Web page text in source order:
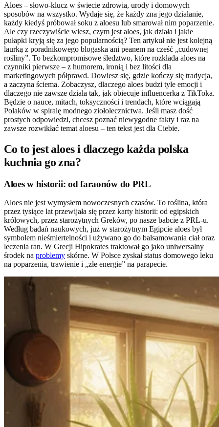
Aloes – słowo-klucz w świecie zdrowia, urody i domowych
sposobów na wszystko. Wydaje się, że każdy zna jego działanie,
każdy kiedyś próbował soku z aloesu lub smarował nim poparzenie.
Ale czy rzeczywiście wiesz, czym jest aloes, jak działa i jakie
pułapki kryją się za jego popularnością? Ten artykuł nie jest kolejną
laurką z poradnikowego blogaska ani peanem na cześć „cudownej
rośliny”. To bezkompromisowe śledztwo, które rozkłada aloes na
czynniki pierwsze – z humorem, ironią i bez litości dla
marketingowych półprawd. Dowiesz się, gdzie kończy się tradycja,
a zaczyna ściema. Zobaczysz, dlaczego aloes budzi tyle emocji i
dlaczego nie zawsze działa tak, jak obiecuje influencerka z TikToka.
Będzie o nauce, mitach, toksyczności i trendach, które wciągają
Polaków w spiralę modnego ziołolecznictwa. Jeśli masz dość
prostych odpowiedzi, chcesz poznać niewygodne fakty i raz na
zawsze rozwikłać temat aloesu – ten tekst jest dla Ciebie.
Co to jest aloes i dlaczego każda polska
kuchnia go zna?
Aloes w historii: od faraonów do PRL
Aloes nie jest wymysłem nowoczesnych czasów. To roślina, która
przez tysiące lat przewijała się przez karty historii: od egipskich
królowych, przez starożytnych Greków, po nasze babcie z PRL-u.
Według badań naukowych, już w starożytnym Egipcie aloes był
symbolem nieśmiertelności i używano go do balsamowania ciał oraz
leczenia ran. W Grecji Hipokrates traktował go jako uniwersalny
środek na problemy skórne. W Polsce zyskał status domowego leku
na poparzenia, trawienie i „złe energie” na parapecie.